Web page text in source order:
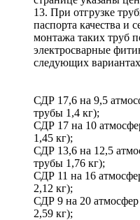
13. При отгрузке
паспорта качества и
монтажа таких труб
электросварные
следующих
СДР 17,6 на 9,5
трубы 1,4 кг);
СДР 17 на 10
1,45 кг);
СДР 13,6 на 12,5
трубы 1,76 кг);
СДР 11 на 16
2,12 кг);
СДР 9 на 20
2,59 кг);